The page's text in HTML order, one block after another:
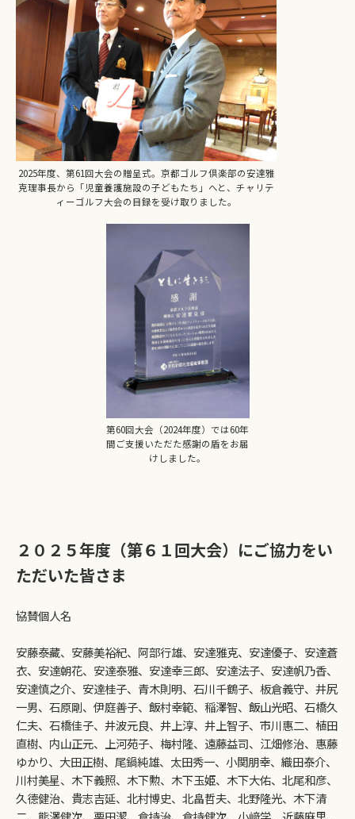
2025年度、第61回大会の贈呈式。京都ゴルフ倶楽部の安達雅
克理事長から「児童養護施設の子どもたち」へと、チャリテ
ィーゴルフ大会の目録を受け取りました。
第60回大会（2024年度）では60年
間ご支援いただた感謝の盾をお届
けしました。
２０２５年度（第６１回大会）にご協力をい
ただいた皆さま
協賛個人名
安藤泰藏、安藤美裕紀、阿部行雄、安達雅克、安達優子、安達蒼
衣、安達朝花、安達泰雅、安達幸三郎、安達法子、安達帆乃香、
安達慎之介、安達桂子、青木則明、石川千鶴子、板倉義守、井尻
一男、石原剛、伊庭善子、飯村幸範、稲澤智、飯山光昭、石橋久
仁夫、石橋佳子、井波元良、井上淳、井上智子、市川惠二、植田
直樹、内山正元、上河苑子、梅村隆、遠藤益司、江畑修治、惠藤
ゆかり、大田正樹、尾鍋純雄、太田秀一、小関朋幸、織田泰介、
川村美星、木下義照、木下勲、木下玉姫、木下大佑、北尾和彦、
久德健治、貴志吉延、北村博史、北畠哲夫、北野隆光、木下清